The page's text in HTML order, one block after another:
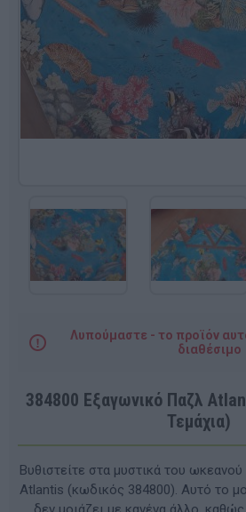
Λυπούμαστε - το προϊόν
διαθέσιμο
384800 Εξαγωνικό Παζλ
Τεμάχια)
Βυθιστείτε στα μυστικά του
Atlantis (κωδικός 384800). Αυτό το